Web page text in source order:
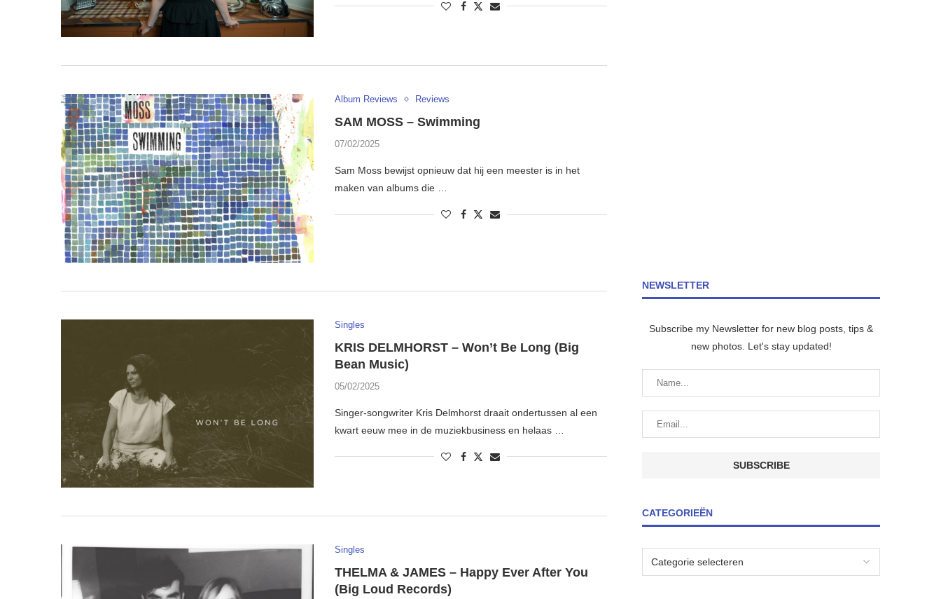
Album Reviews Reviews
SAM MOSS – Swimming
07/02/2025
Sam Moss bewijst opnieuw dat hij een meester is in het
maken van albums die …
Singles
KRIS DELMHORST – Won’t Be Long (Big
Bean Music)
05/02/2025
Singer-songwriter Kris Delmhorst draait ondertussen al een
kwart eeuw mee in de muziekbusiness en helaas …
Singles
THELMA & JAMES – Happy Ever After You
(Big Loud Records)
NEWSLETTER
Subscribe my Newsletter for new blog posts, tips &
new photos. Let's stay updated!
CATEGORIEËN